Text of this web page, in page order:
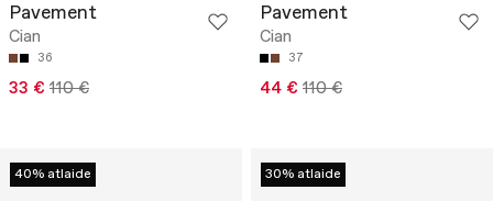
Pavement
Cian
36
33 € 110 €
Pavement
Cian
37
44 € 110 €
40% atlaide 30% atlaide